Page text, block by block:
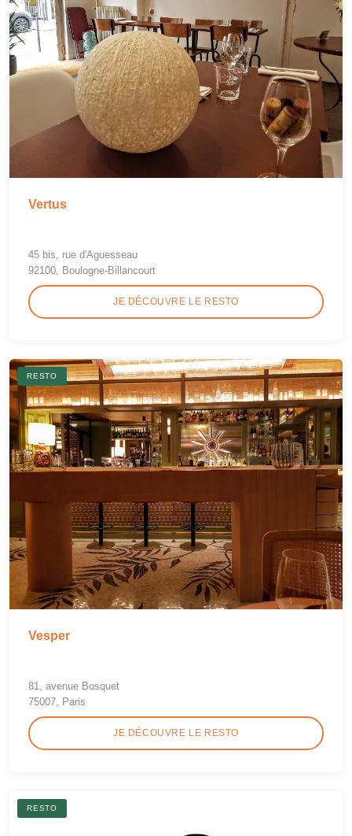
Vertus
45 bis, rue d'Aguesseau
92100, Boulogne-Billancourt
JE DÉCOUVRE LE RESTO
RESTO
Vesper
81, avenue Bosquet
75007, Paris
JE DÉCOUVRE LE RESTO
RESTO